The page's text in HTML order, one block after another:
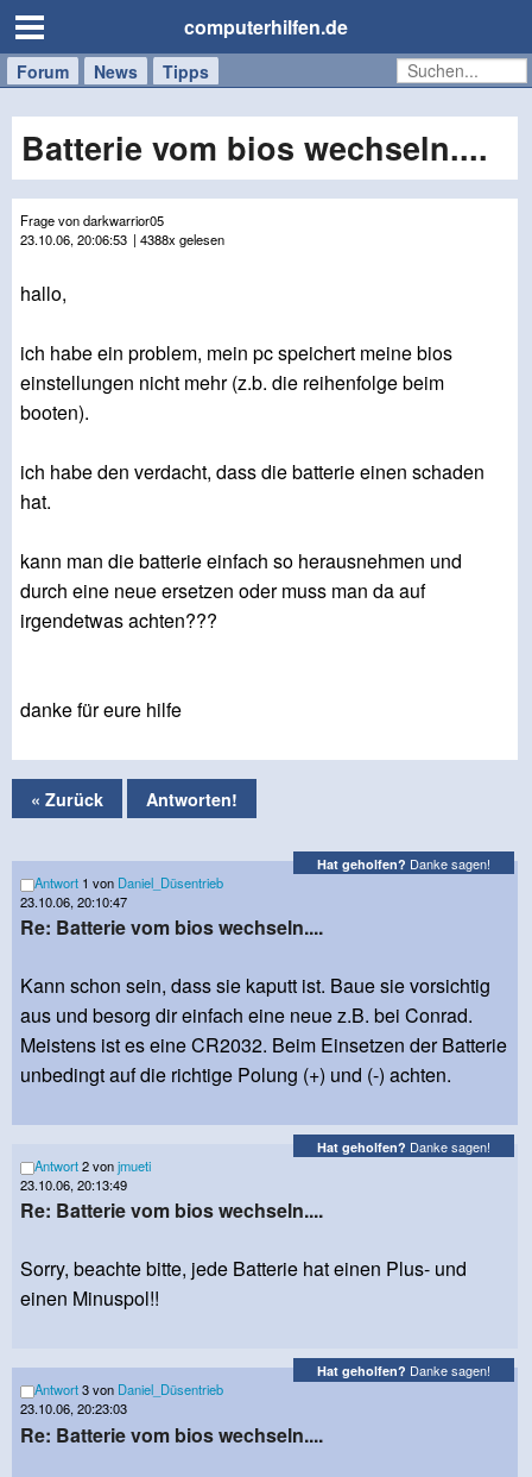
computerhilfen.de
Forum News Tipps
Handy
Tablet
Windows
Mac
Batterie vom bios wechseln....
Frage von darkwarrior05
23.10.06, 20:06:53 | 4388x gelesen
hallo,
ich habe ein problem, mein pc speichert meine bios
einstellungen nicht mehr (z.b. die reihenfolge beim
booten).
ich habe den verdacht, dass die batterie einen schaden
hat.
kann man die batterie einfach so herausnehmen und
durch eine neue ersetzen oder muss man da auf
irgendetwas achten???
danke für eure hilfe
« Zurück Antworten!
Hat geholfen? Danke sagen!
Antwort 1 von Daniel_Düsentrieb
23.10.06, 20:10:47
Re: Batterie vom bios wechseln....
Kann schon sein, dass sie kaputt ist. Baue sie vorsichtig
aus und besorg dir einfach eine neue z.B. bei Conrad.
Meistens ist es eine CR2032. Beim Einsetzen der Batterie
unbedingt auf die richtige Polung (+) und (-) achten.
Hat geholfen? Danke sagen!
Antwort2 vonjmueti
23.10.06, 20:13:49
Re: Batterie vom bios wechseln....
Sorry, beachte bitte, jede Batterie hat einen Plus- und
einen Minuspol!!
Hat geholfen? Danke sagen!
Antwort3 von Daniel_Düsentrieb
23.10.06, 20:23:03
Re: Batterie vom bios wechseln....